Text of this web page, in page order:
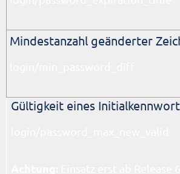
Mindestanzahl geänderter
Gültigkeit eines